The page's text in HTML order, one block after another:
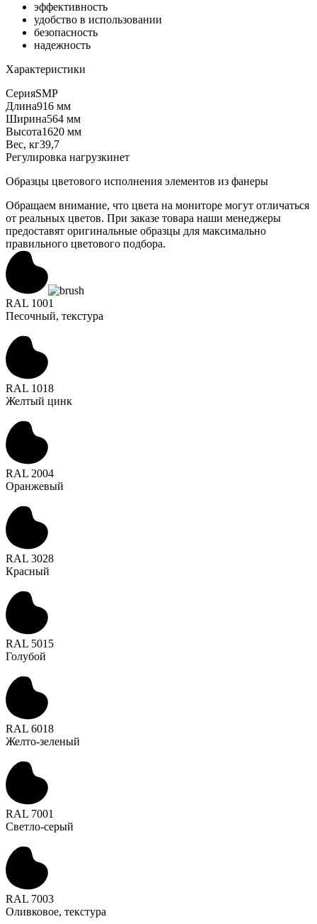
эффективность
удобство в использовании
безопасность
надежность
Характеристики
СерияSMP
Длина916 мм
Ширина564 мм
Высота1620 мм
Вес, кг39,7
Регулировка нагрузкинет
Образцы цветового исполнения элементов из фанеры
Обращаем внимание, что цвета на мониторе могут отличаться
от реальных цветов. При заказе товара наши менеджеры
предоставят оригинальные образцы для максимально
правильного цветового подбора.
RAL 1001
Песочный, текстура
RAL 1018
Желтый цинк
RAL 2004
Оранжевый
RAL 3028
Красный
RAL 5015
Голубой
RAL 6018
Желто-зеленый
RAL 7001
Светло-серый
RAL 7003
Оливковое, текстура